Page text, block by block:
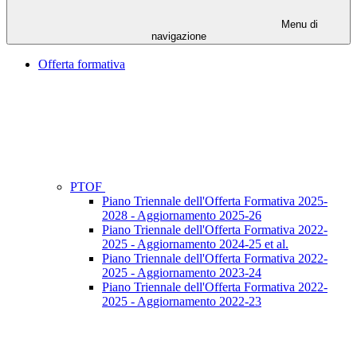
Menu di
navigazione
Offerta formativa
PTOF
Piano Triennale dell'Offerta Formativa 2025-
2028 - Aggiornamento 2025-26
Piano Triennale dell'Offerta Formativa 2022-
2025 - Aggiornamento 2024-25 et al.
Piano Triennale dell'Offerta Formativa 2022-
2025 - Aggiornamento 2023-24
Piano Triennale dell'Offerta Formativa 2022-
2025 - Aggiornamento 2022-23